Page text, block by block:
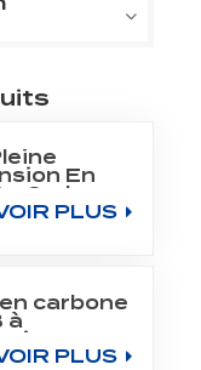
En
Carbone
De
PLUS
carbone
à
pour
PLUS